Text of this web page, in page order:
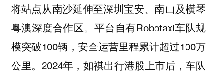
将站点从南沙延伸至深圳宝安、南山及横琴
粤澳深度合作区。平台自有Robotaxi车队规
模突破100辆，安全运营里程累计超过100万
公里。2024年，如祺出行港股上市后，车队